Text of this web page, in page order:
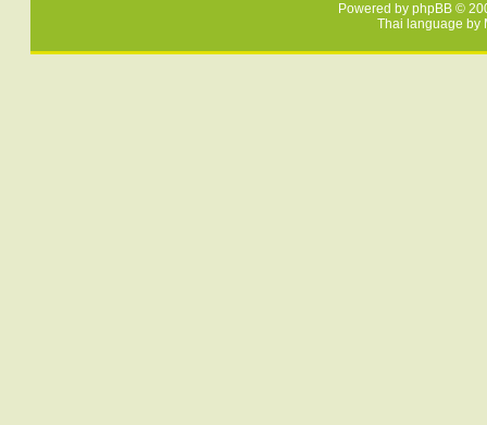
Powered by phpBB ©
Thai language by